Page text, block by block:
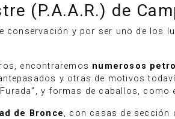
(P.A.A.R.) de
conservación y por ser uno de los
encontraremos numerosos
y otras de motivos
y formas de caballos, como
de Bronce, con casas de sección